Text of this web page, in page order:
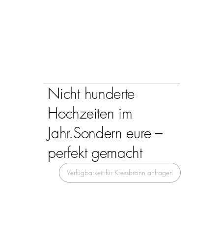
Nicht hunderte
Hochzeiten im
Jahr.Sondern eure –
perfekt gemacht
Verfügbarkeit für Kressbronn anfragen